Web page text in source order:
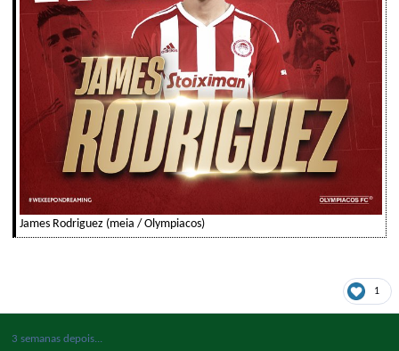
James Rodriguez (meia / Olympiacos)
1
3 semanas depois...